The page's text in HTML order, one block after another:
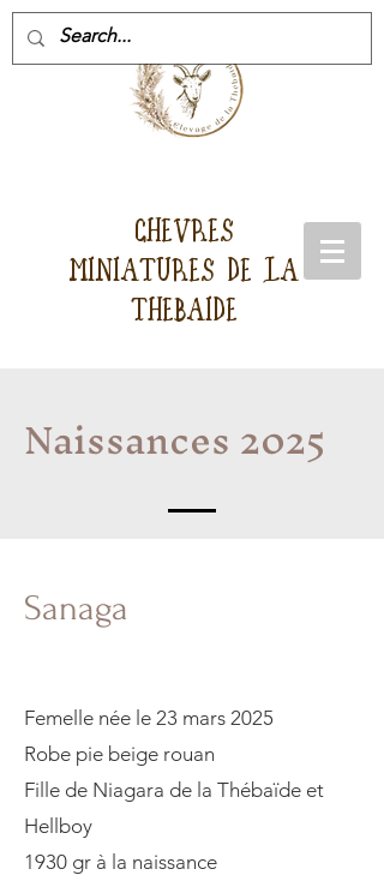
CHEVRES
MINIATURES DE LA
THEBAIDE
Naissances 2025
Sanaga
Femelle née le 23 mars 2025
Robe pie beige rouan
Fille de Niagara de la Thébaïde et
Hellboy
1930 gr à la naissance